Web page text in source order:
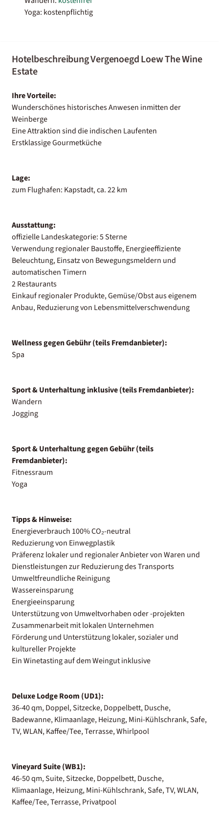
Yoga: kostenpflichtig
Hotelbeschreibung Vergenoegd Loew The Wine
Estate
Ihre Vorteile:
Wunderschönes historisches Anwesen inmitten der
Weinberge
Eine Attraktion sind die indischen Laufenten
Erstklassige Gourmetküche
Lage:
zum Flughafen: Kapstadt, ca. 22 km
Ausstattung:
offizielle Landeskategorie: 5 Sterne
Verwendung regionaler Baustoffe, Energieeffiziente
Beleuchtung, Einsatz von Bewegungsmeldern und
automatischen Timern
2 Restaurants
Einkauf regionaler Produkte, Gemüse/Obst aus eigenem
Anbau, Reduzierung von Lebensmittelverschwendung
Wellness gegen Gebühr (teils Fremdanbieter):
Spa
Sport & Unterhaltung inklusive (teils Fremdanbieter):
Wandern
Jogging
Sport & Unterhaltung gegen Gebühr (teils
Fremdanbieter):
Fitnessraum
Yoga
Tipps & Hinweise:
Energieverbrauch 100% CO₂-neutral
Reduzierung von Einwegplastik
Präferenz lokaler und regionaler Anbieter von Waren und
Dienstleistungen zur Reduzierung des Transports
Umweltfreundliche Reinigung
Wassereinsparung
Energieeinsparung
Unterstützung von Umweltvorhaben oder -projekten
Zusammenarbeit mit lokalen Unternehmen
Förderung und Unterstützung lokaler, sozialer und
kultureller Projekte
Ein Winetasting auf dem Weingut inklusive
Deluxe Lodge Room (UD1):
36-40 qm, Doppel, Sitzecke, Doppelbett, Dusche,
Badewanne, Klimaanlage, Heizung, Mini-Kühlschrank, Safe,
TV, WLAN, Kaffee/Tee, Terrasse, Whirlpool
Vineyard Suite (WB1):
46-50 qm, Suite, Sitzecke, Doppelbett, Dusche,
Klimaanlage, Heizung, Mini-Kühlschrank, Safe, TV, WLAN,
Kaffee/Tee, Terrasse, Privatpool